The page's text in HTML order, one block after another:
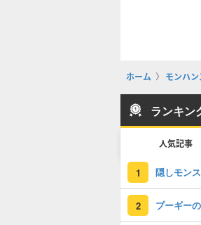
ホーム モンハ
ランキン
人気記事
1 隠しモン
2 プーギー